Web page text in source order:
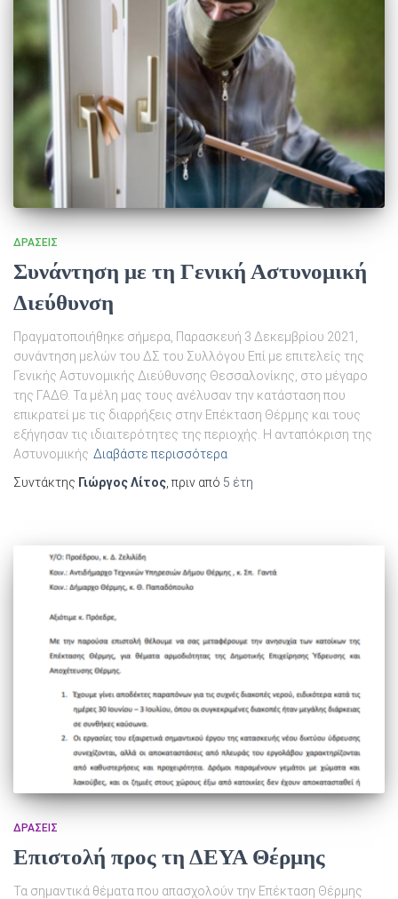
ΔΡΆΣΕΙΣ
Συνάντηση με τη Γενική Αστυνομική
Διεύθυνση
Πραγματοποιήθηκε σήμερα, Παρασκευή 3 Δεκεμβρίου 2021,
συνάντηση μελών του ΔΣ του Συλλόγου Επί με επιτελείς της
Γενικής Αστυνομικής Διεύθυνσης Θεσσαλονίκης, στο μέγαρο
της ΓΑΔΘ. Τα μέλη μας τους ανέλυσαν την κατάσταση που
επικρατεί με τις διαρρήξεις στην Επέκταση Θέρμης και τους
εξήγησαν τις ιδιαιτερότητες της περιοχής. Η ανταπόκριση της
Αστυνομικής Διαβάστε περισσότερα
Συντάκτης Γιώργος Λίτος , πριν από 5 έτη
ΔΡΆΣΕΙΣ
Επιστολή προς τη ΔΕΥΑ Θέρμης
Τα σημαντικά θέματα που απασχολούν την Επέκταση Θέρμης